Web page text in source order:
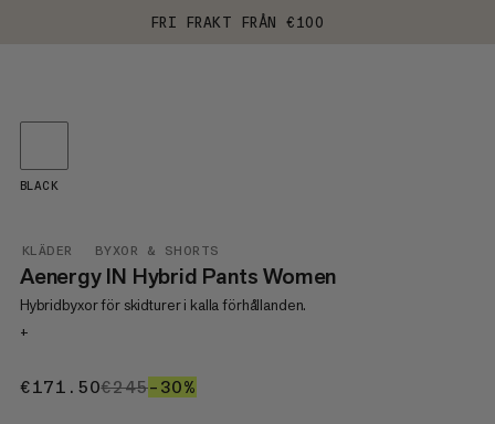
FRI FRAKT FRÅN €100
KLÄDER BYXOR & SHORTS
Aenergy IN Hybrid Pants Women
Hybridbyxor för skidturer i kalla förhållanden.
+
€171.50€171.50
€245€245
–30%
BLACK